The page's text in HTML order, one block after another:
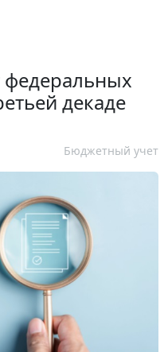
федеральных
декаде
Бюджетный учет